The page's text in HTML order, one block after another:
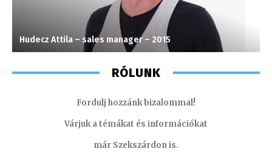
Hudecz Attila – sales manager – 2015
RÓLUNK
Fordulj hozzánk bizalommal!
Várjuk a témákat és információkat
már Szekszárdon is.